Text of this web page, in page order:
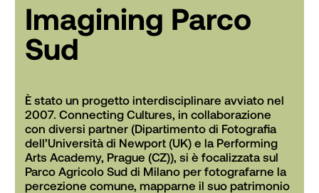
Imagining Parco
Sud
È stato un progetto interdisciplinare avviato nel
2007. Connecting Cultures, in collaborazione
con diversi partner (Dipartimento di Fotografia
dell’Università di Newport (UK) e la Performing
Arts Academy, Prague (CZ)), si è focalizzata sul
Parco Agricolo Sud di Milano per fotografarne la
percezione comune, mapparne il suo patrimonio